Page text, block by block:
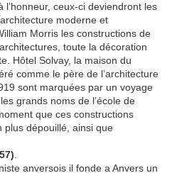
ceux-ci deviendront les
moderne et
Morris les constructions de
toute la décoration
Hôtel Solvay, la maison du
comme le père de l’architecture
sont marquées par un voyage
grands noms de l’école de
que ces constructions
plus dépouillé, ainsi que
anversois il fonde a Anvers un